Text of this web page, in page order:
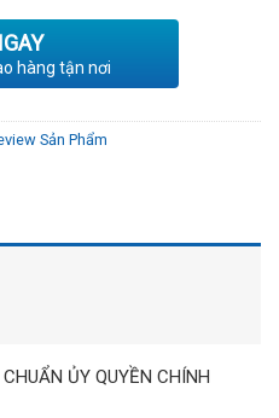
hàng tận nơi
Sản Phẩm
ỦY QUYỀN CHÍNH